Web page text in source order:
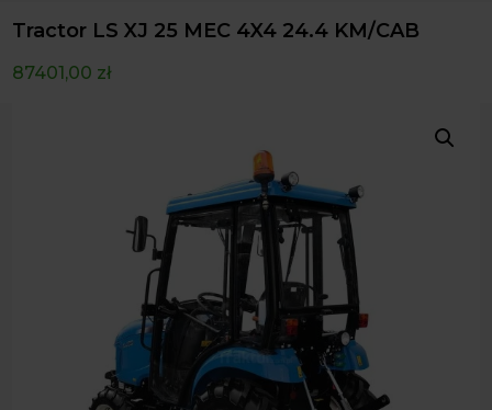
pokaż e-mail
Tractor LS XJ 25 MEC 4X4 24.4 KM/CAB
87401,00 zł